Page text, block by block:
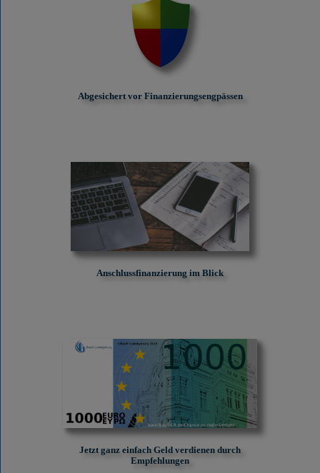
Abgesichert vor Finanzierungs­engpässen
Anschlussfinanzierung im Blick
Jetzt ganz einfach Geld verdienen durch
Empfehlungen